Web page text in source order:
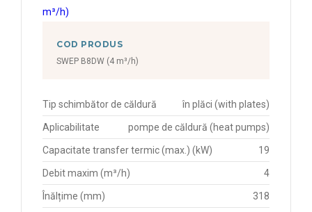
COD PRODUS
SWEP B8DW (4 m³/h)
Tip schimbător de căldură în plăci (with plates)
Aplicabilitate pompe de căldură (heat pumps)
Capacitate transfer termic (max.) (kW) 19
Debit maxim (m³/h) 4
Înălțime (mm) 318